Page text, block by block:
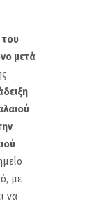
του
μετά
με
να